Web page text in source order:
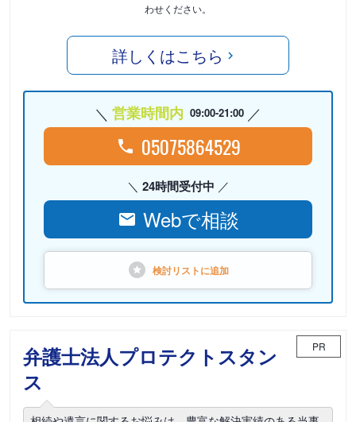
わせください。
詳しくはこちら
営業時間内 09:00-21:00
05075864529
24時間受付中
Webで相談
検討リストに追加
弁護士法人プロテクトスタン
ス
PR